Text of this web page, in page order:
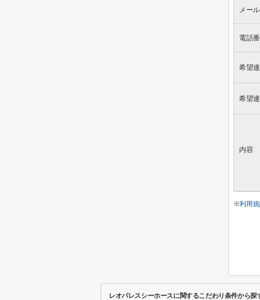
メー
電話
希望
希望
内容
※利用規
レオパレスシーホースに関するこだわり条件から探